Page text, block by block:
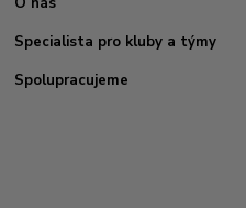
Specialista pro kluby a týmy
Spolupracujeme